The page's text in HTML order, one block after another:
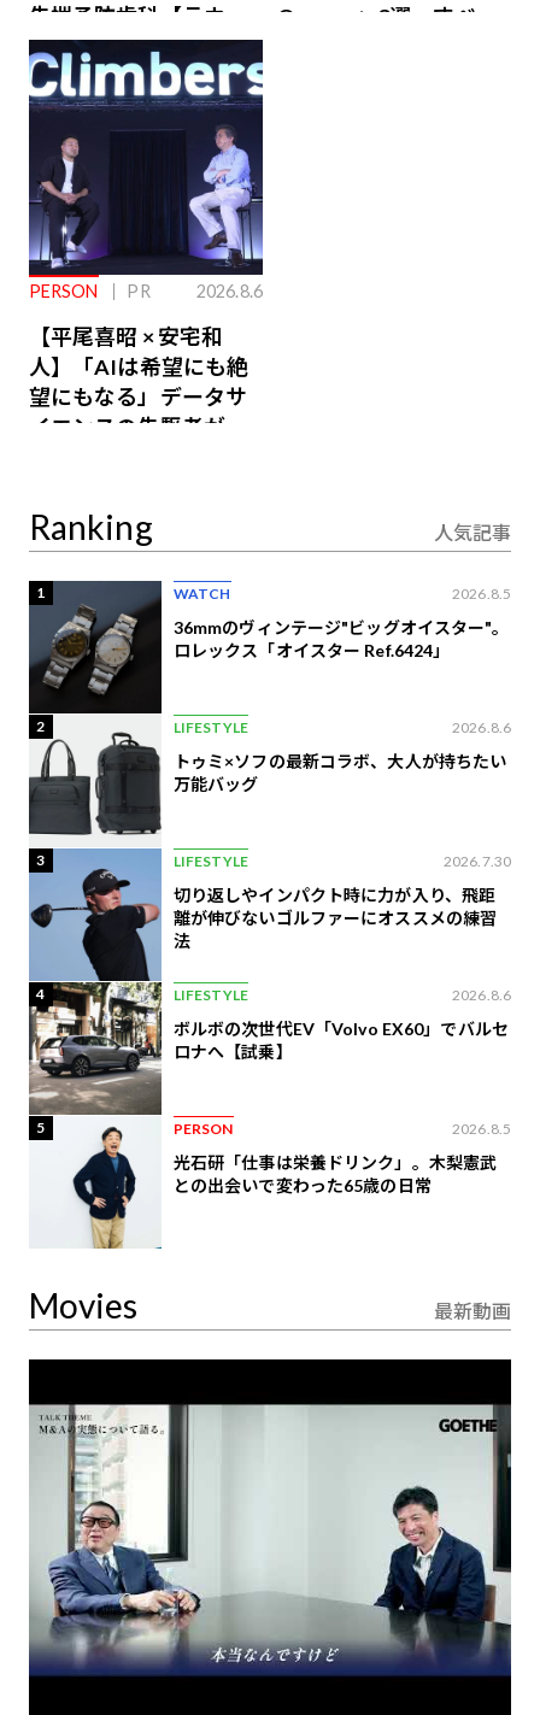
先端予防歯科【ラウン
ジ会員特典あり】
Owners」3選。すべて
PERSON PR 2026.8.6
【平尾喜昭 × 安宅和
人】「AIは希望にも絶
望にもなる」データサ
イエンスの先駆者が語
Ranking 人気記事
1 WATCH 2026.8.5
36mmのヴィンテージ"ビッグオイスター"。
ロレックス「オイスター Ref.6424」
2 LIFESTYLE 2026.8.6
トゥミ×ソフの最新コラボ、大人が持ちたい
万能バッグ
3 LIFESTYLE 2026.7.30
切り返しやインパクト時に力が入り、飛距
離が伸びないゴルファーにオススメの練習
法
4 LIFESTYLE 2026.8.6
ボルボの次世代EV「Volvo EX60」でバルセ
ロナへ【試乗】
5 PERSON 2026.8.5
光石研「仕事は栄養ドリンク」。木梨憲武
との出会いで変わった65歳の日常
Movies 最新動画